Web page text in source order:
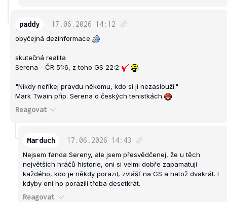
paddy 17.06.2026 14:12
obyčejná dezinformace
skutečná realita
Serena - ČR 51:6, z toho GS 22:2
"Nikdy neříkej pravdu někomu, kdo si ji nezaslouží."
Mark Twain příp. Serena o českých tenistkách
Reagovat
Marduch 17.06.2026 14:43
Nejsem fanda Sereny, ale jsem přesvědčenej, že u těch
největších hráčů historie, oni si velmi dobře zapamatují
každého, kdo je někdy porazil, zvlášť na GS a natož dvakrát. I
kdyby oni ho porazili třeba desetkrát.
Reagovat